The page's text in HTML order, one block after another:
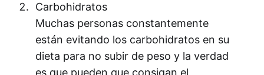
Carbohidratos
Muchas personas constantemente
están evitando los carbohidratos en su
dieta para no subir de peso y la verdad
es que pueden que consigan el